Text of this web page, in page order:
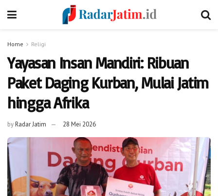
Home Religi
Yayasan Insan Mandiri: Ribuan
Paket Daging Kurban, Mulai Jatim
hingga Afrika
byRadar Jatim 28 Mei 2026